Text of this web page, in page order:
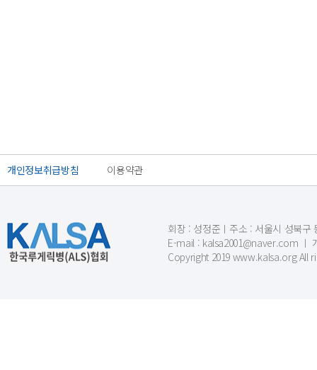
개인정보취급방침 이용약관
회장 : 성정준ㅣ주소 : 서울시 성북구
E-mail : kalsa2001@naver.com ㅣ
Copyright 2019 www.kalsa.org All